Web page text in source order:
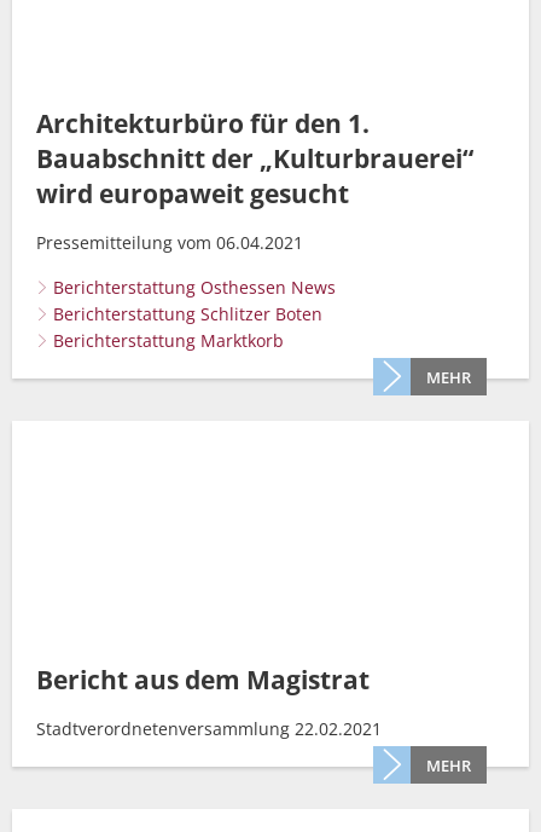
Architekturbüro für den 1.
Bauabschnitt der „Kulturbrauerei“
wird europaweit gesucht
Pressemitteilung vom 06.04.2021
Berichterstattung Osthessen News
Berichterstattung Schlitzer Boten
Berichterstattung Marktkorb
MEHR
Bericht aus dem Magistrat
Stadtverordnetenversammlung 22.02.2021
MEHR